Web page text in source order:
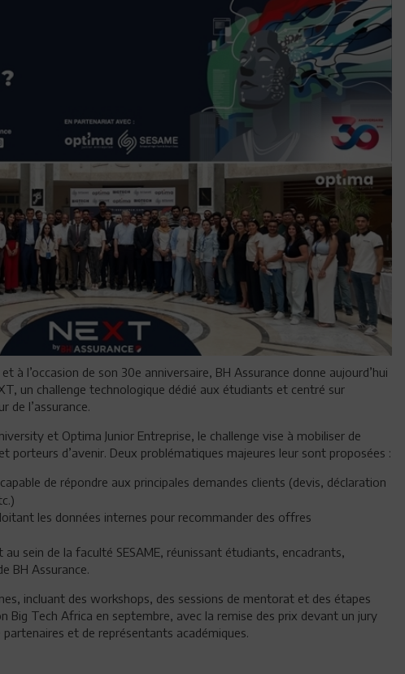
à l’occasion de son 30e anniversaire, BH Assurance donne aujourd’hui
un challenge technologique dédié aux étudiants et centré sur
de l’assurance.
et Optima Junior Entreprise, le challenge vise à mobiliser de
porteurs d’avenir. Deux problématiques majeures leur sont proposées :
de répondre aux principales demandes clients (devis, déclaration
les données internes pour recommander des offres
sein de la faculté SESAME, réunissant étudiants, encadrants,
BH Assurance.
incluant des workshops, des sessions de mentorat et des étapes
Big Tech Africa en septembre, avec la remise des prix devant un jury
et de représentants académiques.